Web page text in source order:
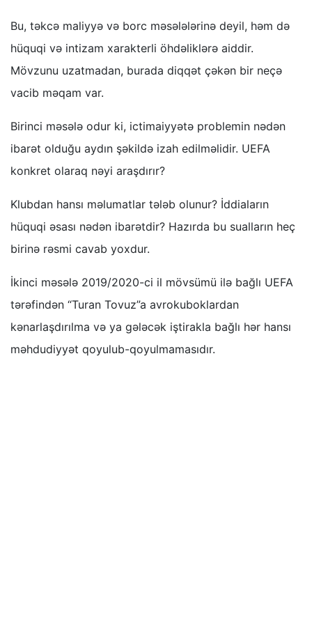
Bu, təkcə maliyyə və borc məsələlərinə deyil, həm də
hüquqi və intizam xarakterli öhdəliklərə aiddir.
Mövzunu uzatmadan, burada diqqət çəkən bir neçə
vacib məqam var.
Birinci məsələ odur ki, ictimaiyyətə problemin nədən
ibarət olduğu aydın şəkildə izah edilməlidir. UEFA
konkret olaraq nəyi araşdırır?
Klubdan hansı məlumatlar tələb olunur? İddiaların
hüquqi əsası nədən ibarətdir? Hazırda bu sualların heç
birinə rəsmi cavab yoxdur.
İkinci məsələ 2019/2020-ci il mövsümü ilə bağlı UEFA
tərəfindən “Turan Tovuz”a avrokuboklardan
kənarlaşdırılma və ya gələcək iştirakla bağlı hər hansı
məhdudiyyət qoyulub-qoyulmamasıdır.